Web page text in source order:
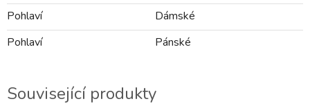
Pohlaví
Dámské
Pohlaví
Pánské
Související produkty